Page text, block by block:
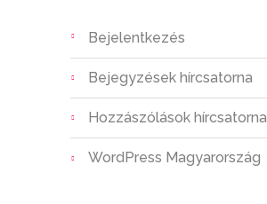
Bejelentkezés
Bejegyzések hírcsatorna
Hozzászólások hírcsatorna
WordPress Magyarország